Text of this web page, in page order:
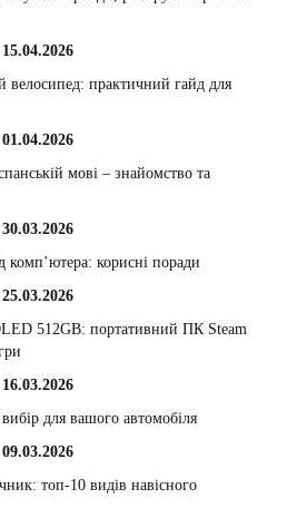
15.04.2026
велосипед: практичний гайд для
01.04.2026
мові – знайомство та
30.03.2026
комп’ютера: корисні поради
25.03.2026
512GB: портативний ПК Steam
16.03.2026
для вашого автомобіля
09.03.2026
топ-10 видів навісного